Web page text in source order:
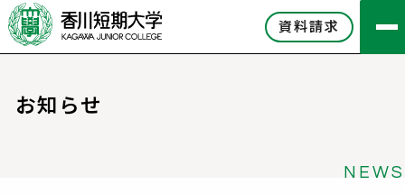
資料請求
お知らせ
NEWS